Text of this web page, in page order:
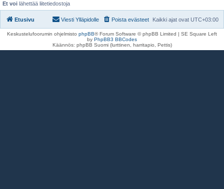
Et voi lähettää liitetiedostoja
Etusivu Kaikki ajat ovat UTC+03:00
Poista evästeet
Viesti Ylläpidolle
Keskustelufoorumin ohjelmisto phpBB® Forum Software © phpBB Limited | SE Square Left
by PhpBB3 BBCodes
Käännös: phpBB Suomi (lurttinen, harritapio, Pettis)